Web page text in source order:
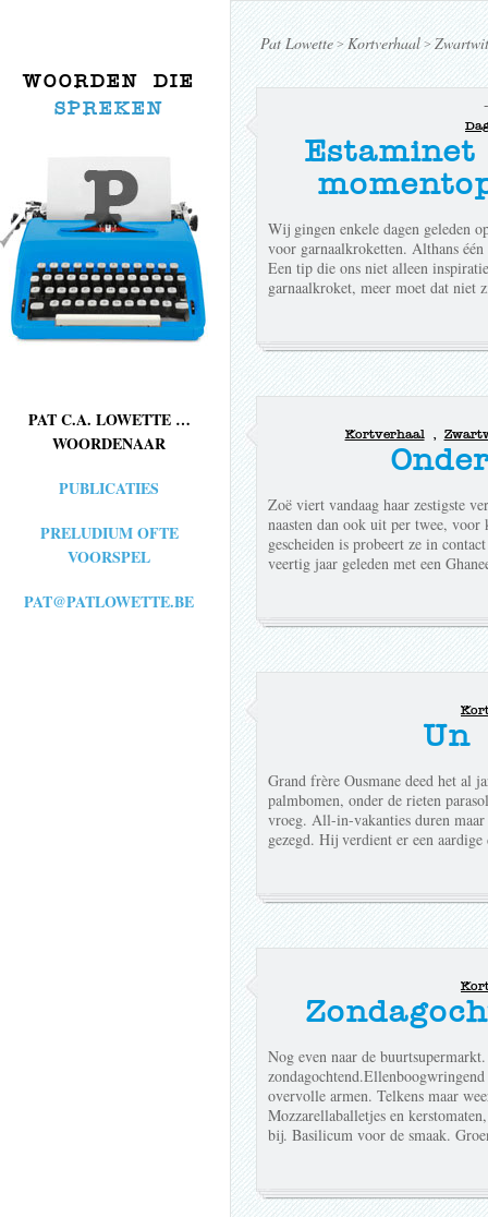
WOORDEN DIE
SPREKEN
PAT C.A. LOWETTE …
WOORDENAAR
PUBLICATIES
PRELUDIUM OFTE
VOORSPEL
PAT@PATLOWETTE.BE
Pat Lowette>Kortverhaal> Zwartwit
Estaminet
Wij gingen enkele dagen geleden
voor garnaalkroketten. Althans
Een tip die ons niet alleen
garnaalkroket, meer moet dat
Kortverhaal
Zoë viert vandaag haar zestigste
naasten dan ook uit per twee,
gescheiden is probeert ze in
veertig jaar geleden met een
Un
Grand frère Ousmane deed het al
palmbomen, onder de rieten
vroeg. All-in-vakanties duren
gezegd. Hij verdient er een
Nog even naar de
overvolle armen. Telkens maar
Mozzarellaballetjes en
bij. Basilicum voor de smaak.